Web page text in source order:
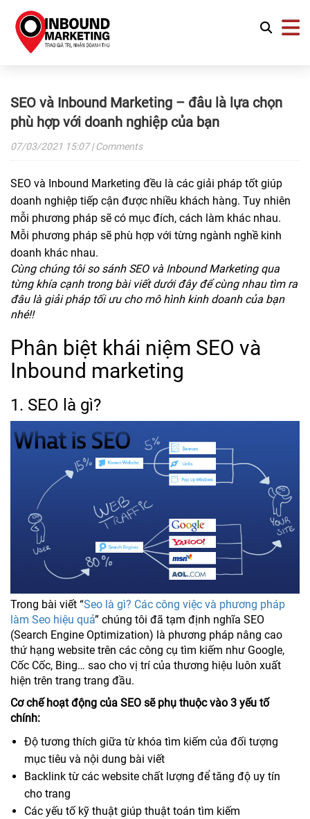
SEO và Inbound Marketing – đâu là lựa chọn
phù hợp với doanh nghiệp của bạn
07/03/2021 15:07| Comments
SEO và Inbound Marketing đều là các giải pháp tốt giúp
doanh nghiệp tiếp cận được nhiều khách hàng. Tuy nhiên
mỗi phương pháp sẽ có mục đích, cách làm khác nhau.
Mỗi phương pháp sẽ phù hợp với từng ngành nghề kinh
doanh khác nhau.
Cùng chúng tôi so sánh SEO và Inbound Marketing qua
từng khía cạnh trong bài viết dưới đây để cùng nhau tìm ra
đâu là giải pháp tối ưu cho mô hình kinh doanh của bạn
nhé!!
Phân biệt khái niệm SEO và
Inbound marketing
1. SEO là gì?
Trong bài viết “Seo là gì? Các công việc và phương pháp
làm Seo hiệu quả” chúng tôi đã tạm định nghĩa SEO
(Search Engine Optimization) là phương pháp nâng cao
thứ hạng website trên các công cụ tìm kiếm như Google,
Cốc Cốc, Bing… sao cho vị trí của thương hiệu luôn xuất
hiện trên trang trang đầu.
Cơ chế hoạt động của SEO sẽ phụ thuộc vào 3 yếu tố
chính:
Độ tương thích giữa từ khóa tìm kiếm của đối tượng
mục tiêu và nội dung bài viết
Backlink từ các website chất lượng để tăng độ uy tín
cho trang
Các yếu tố kỹ thuật giúp thuật toán tìm kiếm